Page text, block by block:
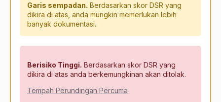
Garis sempadan. Berdasarkan skor DSR yang
dikira di atas, anda mungkin memerlukan lebih
banyak dokumentasi.
Berisiko Tinggi. Berdasarkan skor DSR yang
dikira di atas anda berkemungkinan akan ditolak.
Tempah Perundingan Percuma